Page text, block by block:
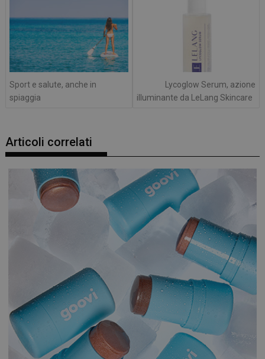
Sport e salute, anche in
spiaggia
Lycoglow Serum, azione
illuminante da LeLang Skincare
Articoli correlati